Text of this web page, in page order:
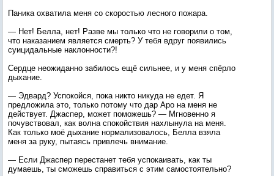
Паника охватила меня со скоростью лесного пожара.
— Нет! Белла, нет! Разве мы только что не говорили о том,
что наказанием является смерть? У тебя вдруг появились
суицидальные наклонности?!
Сердце неожиданно забилось ещё сильнее, и у меня спёрло
дыхание.
— Эдвард? Успокойся, пока никто никуда не едет. Я
предложила это, только потому что дар Аро на меня не
действует. Джаспер, может поможешь? — Мгновенно я
почувствовал, как волна спокойствия нахлынула на меня.
Как только моё дыхание нормализовалось, Белла взяла
меня за руку, пытаясь привлечь внимание.
— Если Джаспер перестанет тебя успокаивать, как ты
думаешь, ты сможешь справиться с этим самостоятельно?